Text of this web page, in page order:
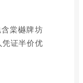
棠樾牌坊
证半价优